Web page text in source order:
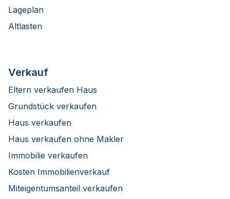
Lageplan
Altlasten
Verkauf
Eltern verkaufen Haus
Grundstück verkaufen
Haus verkaufen
Haus verkaufen ohne Makler
Immobilie verkaufen
Kosten Immobilienverkauf
Miteigentumsanteil verkaufen